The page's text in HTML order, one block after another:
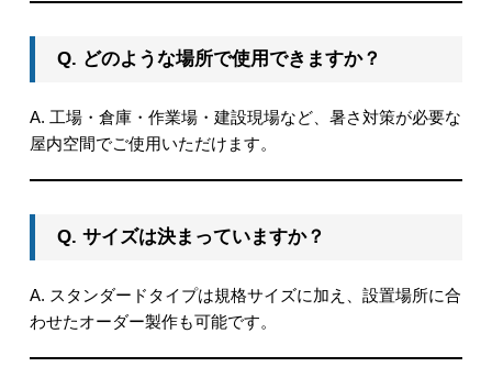
Q. どのような場所で使用できますか？
A. 工場・倉庫・作業場・建設現場など、暑さ対策が必要な
屋内空間でご使用いただけます。
Q. サイズは決まっていますか？
A. スタンダードタイプは規格サイズに加え、設置場所に合
わせたオーダー製作も可能です。